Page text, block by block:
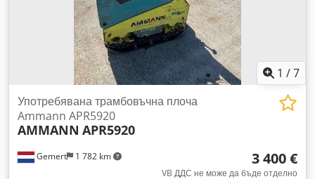
1 /7
Gemert 1 782 km
Употребявана трамбовъчна плоча
Ammann APR5920
AMMANN APR5920
3 400 €
VB ДДС не може да бъде отделно